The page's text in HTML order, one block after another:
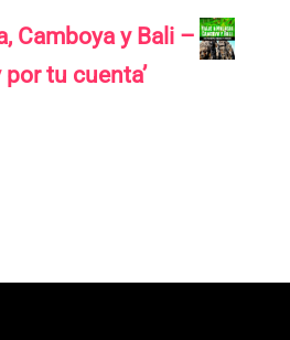
Camboya y Bali –
tu cuenta’